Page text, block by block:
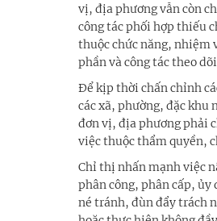
vị, địa phương vẫn còn
công tác phối hợp thiếu
thuộc chức năng, nhiệm
phần và công tác theo
Để kịp thời chấn chỉnh
các xã, phường, đặc khu
đơn vị, địa phương phải
việc thuộc thẩm quyền,
Chỉ thị nhấn mạnh việc
phân công, phân cấp,
né tránh, đùn đẩy trách